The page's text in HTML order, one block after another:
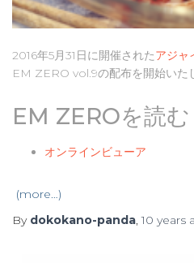
2016年5月31日に開催されたアジャ
EM ZERO vol.9の配布を開始いた
EM ZEROを読む
オンラインビューア
(more…)
By dokokano-panda,10 years